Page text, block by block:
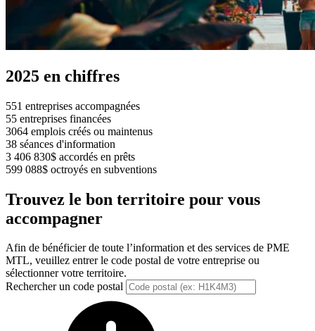
2025 en chiffres
551 entreprises accompagnées
55 entreprises financées
3064 emplois créés ou maintenus
38 séances d'information
3 406 830$ accordés en prêts
599 088$ octroyés en subventions
Trouvez le bon territoire pour vous
accompagner
Afin de bénéficier de toute l’information et des services de PME
MTL, veuillez entrer le code postal de votre entreprise ou
sélectionner votre territoire.
Rechercher un code postal